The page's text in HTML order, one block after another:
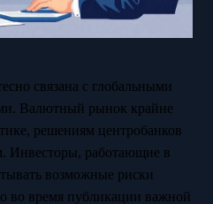
связана с глобальными
Валютный рынок крайне
решениям центробанков
Инвесторы, работающие в
возможные риски
во время публикации важной